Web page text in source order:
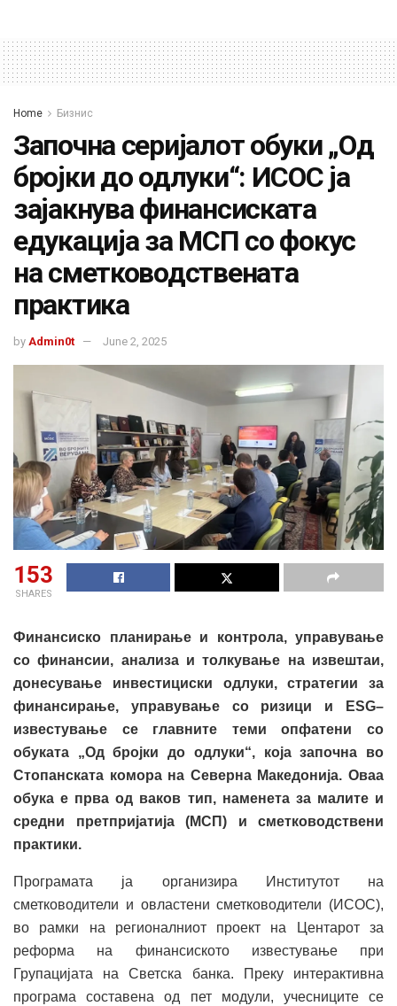
Home Бизнис
Започна серијалот обуки „Од
бројки до одлуки“: ИСОС ја
зајакнува финансиската
едукација за МСП со фокус
на сметководствената
практика
by Admin0t June 2, 2025
153
SHARES
Финансиско планирање и контрола, управување
со финансии, анализа и толкување на извештаи,
донесување инвестициски одлуки, стратегии за
финансирање, управување со ризици и ESG–
известување се главните теми опфатени со
обуката „Од бројки до одлуки“, која започна во
Стопанската комора на Северна Македонија. Оваа
обука е прва од ваков тип, наменета за малите и
средни претпријатија (МСП) и сметководствени
практики.
Програмата ја организира Институтот на
сметководители и овластени сметководители (ИСОС),
во рамки на регионалниот проект на Центарот за
реформа на финансиското известување при
Групацијата на Светска банка. Преку интерактивна
програма составена од пет модули, учесниците се